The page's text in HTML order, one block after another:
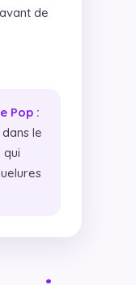
de
Pop :
le
qui